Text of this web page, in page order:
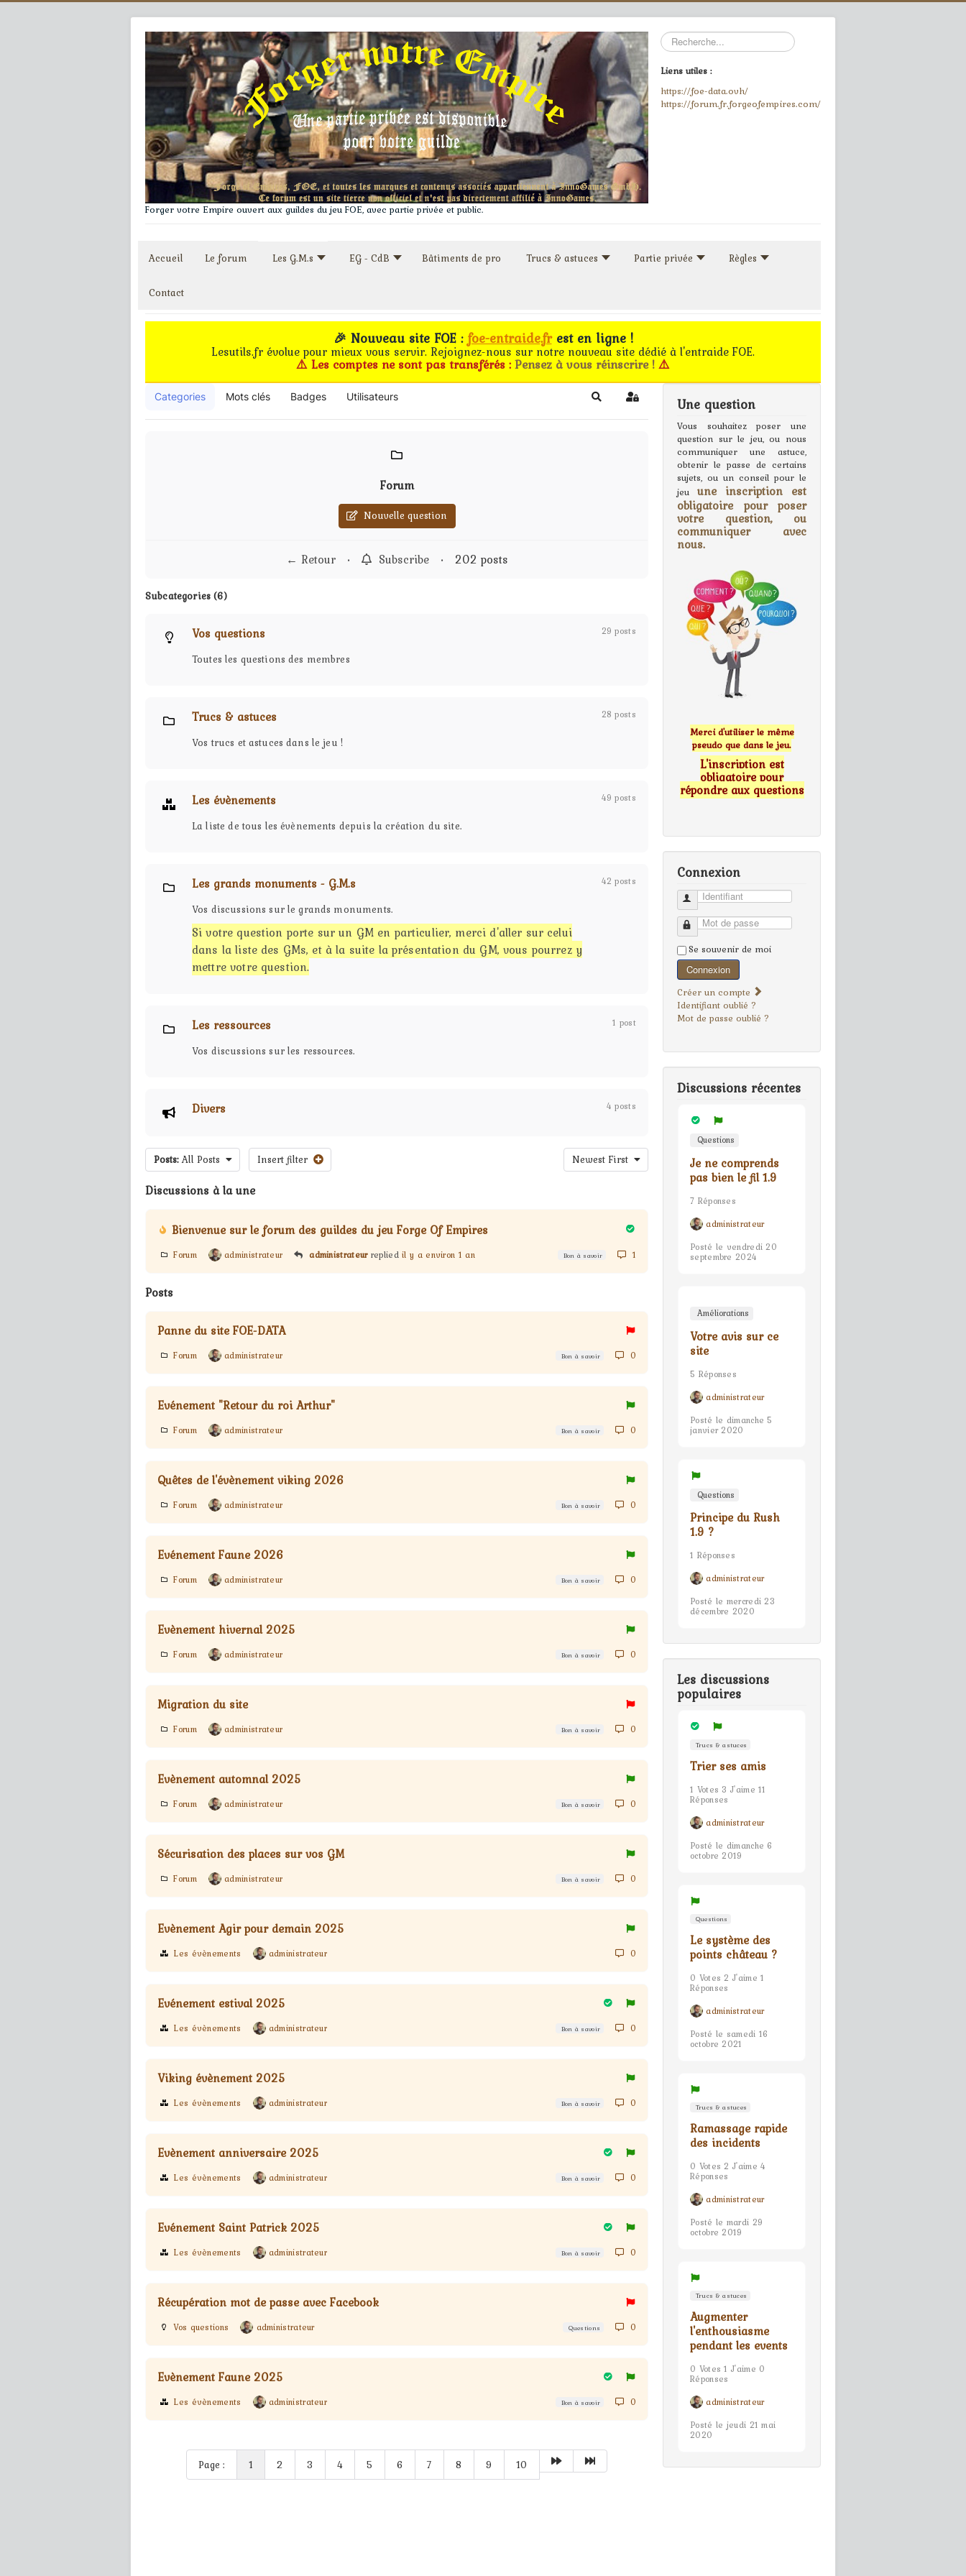
Forger votre Empire ouvert aux guildes du jeu FOE, avec partie privée et public.
Rechercher
Liens utiles :
https://foe-data.ovh/
https://forum.fr.forgeofempires.com/
Accueil Le forum Les G.M.s EG - CdB Bâtiments de pro Trucs & astuces Partie privée Règles
Contact
🎉 Nouveau site FOE :foe-entraide.frest en ligne !
Lesutils.fr évolue pour mieux vous servir. Rejoignez-nous sur notre nouveau site dédié à l'entraide FOE.
⚠️ Les comptes ne sont pas transférés :Pensez à vous réinscrire !⚠️
Categories Mots clés Badges Utilisateurs Search Sign In
Forum
Nouvelle question
← Retour • Subscribe • 202 posts
Subcategories (6)
Vos questions
Toutes les questions des membres
29 posts
Trucs & astuces
Vos trucs et astuces dans le jeu !
28 posts
Les évènements
La liste de tous les évènements depuis la création du site.
49 posts
Les grands monuments - G.M.s
Vos discussions sur le grands monuments.
Si votre question porte sur un GM en particulier, merci d'aller sur celui
dans la liste des GMs, et à la suite la présentation du GM, vous pourrez y
mettre votre question.
42 posts
Les ressources
Vos discussions sur les ressources.
1 post
Divers 4 posts
Posts: All Posts Insert filter Newest First
Discussions à la une
Bienvenue sur le forum des guildes du jeu Forge Of Empires
Forum administrateur administrateur repliedil y a environ 1 an Bon à savoir 1
Posts
Panne du site FOE-DATA
Forum administrateur Bon à savoir 0
Evénement "Retour du roi Arthur"
Forum administrateur Bon à savoir 0
Quêtes de l'évènement viking 2026
Forum administrateur Bon à savoir 0
Evénement Faune 2026
Forum administrateur Bon à savoir 0
Evènement hivernal 2025
Forum administrateur Bon à savoir 0
Migration du site
Forum administrateur Bon à savoir 0
Evènement automnal 2025
Forum administrateur Bon à savoir 0
Sécurisation des places sur vos GM
Forum administrateur Bon à savoir 0
Evènement Agir pour demain 2025
Les évènements administrateur 0
Evénement estival 2025
Les évènements administrateur Bon à savoir 0
Viking évènement 2025
Les évènements administrateur Bon à savoir 0
Evènement anniversaire 2025
Les évènements administrateur Bon à savoir 0
Evénement Saint Patrick 2025
Les évènements administrateur Bon à savoir 0
Récupération mot de passe avec Facebook
Vos questions administrateur Questions 0
Evènement Faune 2025
Les évènements administrateur Bon à savoir 0
Page : 1 2 3 4 5 6 7 8 9 10
Une question
Vous souhaitez poser une
question sur le jeu, ou nous
communiquer une astuce,
obtenir le passe de certains
sujets, ou un conseil pour le
jeu une inscription est
obligatoire pour poser
votre question, ou
communiquer avec
nous.
Merci d'utiliser le même
pseudo que dans le jeu.
L'inscription est
obligatoire pour
répondre aux questions
Connexion
Identifiant
Mot de passe
Se souvenir de moi
Connexion
Créer un compte
Identifiant oublié ?
Mot de passe oublié ?
Discussions récentes
Questions
Je ne comprends
pas bien le fil 1.9
7 Réponses
administrateur
Posté le vendredi 20
septembre 2024
Améliorations
Votre avis sur ce
site
5 Réponses
administrateur
Posté le dimanche 5
janvier 2020
Questions
Principe du Rush
1.9 ?
1 Réponses
administrateur
Posté le mercredi 23
décembre 2020
Les discussions
populaires
Trucs & astuces
Trier ses amis
1 Votes 3 J'aime 11
Réponses
administrateur
Posté le dimanche 6
octobre 2019
Questions
Le système des
points château ?
0 Votes 2 J'aime 1
Réponses
administrateur
Posté le samedi 16
octobre 2021
Trucs & astuces
Ramassage rapide
des incidents
0 Votes 2 J'aime 4
Réponses
administrateur
Posté le mardi 29
octobre 2019
Trucs & astuces
Augmenter
l'enthousiasme
pendant les events
0 Votes 1 J'aime 0
Réponses
administrateur
Posté le jeudi 21 mai
2020